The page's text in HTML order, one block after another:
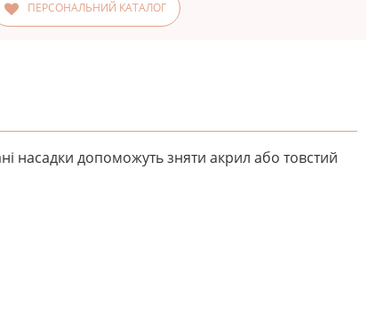
ПЕРСОНАЛЬНИЙ КАТАЛОГ
насадки допоможуть зняти акрил або товстий